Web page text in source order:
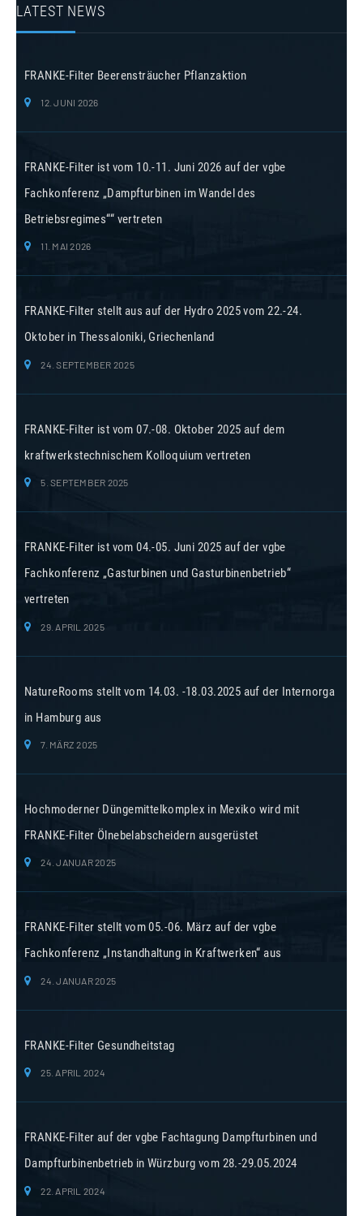
LATEST NEWS
FRANKE-Filter Beerensträucher Pflanzaktion
12. JUNI 2026
FRANKE-Filter ist vom 10.-11. Juni 2026 auf der vgbe
Fachkonferenz „Dampfturbinen im Wandel des
Betriebsregimes““ vertreten
11. MAI 2026
FRANKE-Filter stellt aus auf der Hydro 2025 vom 22.-24.
Oktober in Thessaloniki, Griechenland
24. SEPTEMBER 2025
FRANKE-Filter ist vom 07.-08. Oktober 2025 auf dem
kraftwerkstechnischem Kolloquium vertreten
5. SEPTEMBER 2025
FRANKE-Filter ist vom 04.-05. Juni 2025 auf der vgbe
Fachkonferenz „Gasturbinen und Gasturbinenbetrieb“
vertreten
29. APRIL 2025
NatureRooms stellt vom 14.03. -18.03.2025 auf der Internorga
in Hamburg aus
7. MÄRZ 2025
Hochmoderner Düngemittelkomplex in Mexiko wird mit
FRANKE-Filter Ölnebelabscheidern ausgerüstet
24. JANUAR 2025
FRANKE-Filter stellt vom 05.-06. März auf der vgbe
Fachkonferenz „Instandhaltung in Kraftwerken“ aus
24. JANUAR 2025
FRANKE-Filter Gesundheitstag
25. APRIL 2024
FRANKE-Filter auf der vgbe Fachtagung Dampfturbinen und
Dampfturbinenbetrieb in Würzburg vom 28.-29.05.2024
22. APRIL 2024